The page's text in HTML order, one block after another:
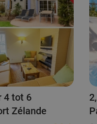
4 tot 6
Zélande